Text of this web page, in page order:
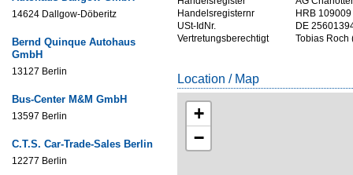
14624 Dallgow-Döberitz
Bernd Quinque Autohaus
GmbH
13127 Berlin
Bus-Center M&M GmbH
13597 Berlin
C.T.S. Car-Trade-Sales Berlin
12277 Berlin
Handelsregisternr
HRB 109009
USt-IdNr.
DE
Vertretungsberechtigt
Tobias Roch
Location / Map
+
−